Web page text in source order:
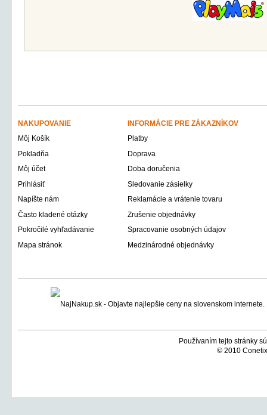
NAKUPOVANIE
INFORMÁCIE PRE ZÁKAZNÍKOV
Môj Košík
Platby
Pokladňa
Doprava
Môj účet
Doba doručenia
Prihlásiť
Sledovanie zásielky
Napíšte nám
Reklamácie a vrátenie tovaru
Často kladené otázky
Zrušenie objednávky
Pokročilé vyhľadávanie
Spracovanie osobných údajov
Mapa stránok
Medzinárodné objednávky
Používaním tejto stránky
© 2010